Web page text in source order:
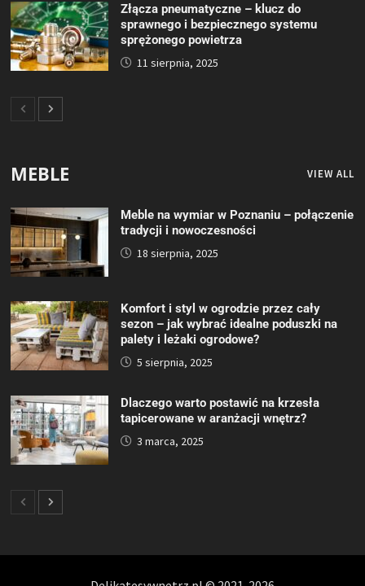
Złącza pneumatyczne – klucz do
sprawnego i bezpiecznego systemu
sprężonego powietrza
11 sierpnia, 2025
MEBLE VIEW ALL
Meble na wymiar w Poznaniu – połączenie
tradycji i nowoczesności
18 sierpnia, 2025
Komfort i styl w ogrodzie przez cały
sezon – jak wybrać idealne poduszki na
palety i leżaki ogrodowe?
5 sierpnia, 2025
Dlaczego warto postawić na krzesła
tapicerowane w aranżacji wnętrz?
3 marca, 2025